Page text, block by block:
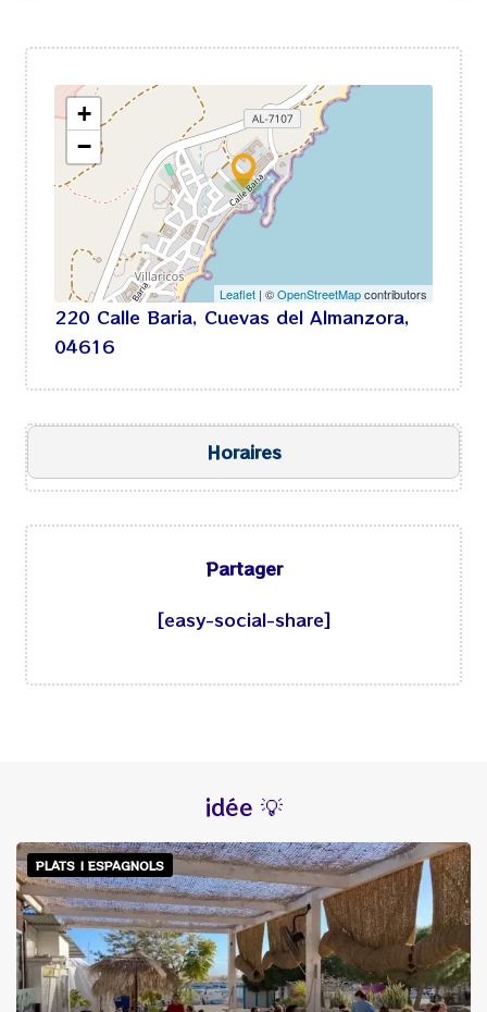
+
−
Leaflet | ©OpenStreetMapcontributors
220 Calle Baria, Cuevas del Almanzora,
04616
Horaires
Ouvert aujourd’hui
13h30
Partager
[easy-social-share]
idée 💡
PLATS | ESPAGNOLS